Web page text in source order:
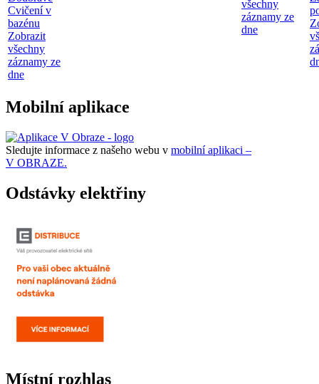
Cvičení v
bazénu
Zobrazit
všechny
záznamy ze
dne
všechny
záznamy ze
dne
Mobilní aplikace
Sledujte informace z našeho webu v mobilní aplikaci –
V OBRAZE.
Odstávky elektřiny
Místní rozhlas